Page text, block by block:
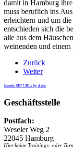
damit in Hamburg
muss beruflich ins
erleichtern und um
entschieden sich die
alle aus dem
weinenden und einem
Zurück
Weiter
Joomla SEF URLs by Artio
Geschäftsstelle
Postfach:
Weseler Weg 2
22045 Hamburg
Hier keine Trainings- oder